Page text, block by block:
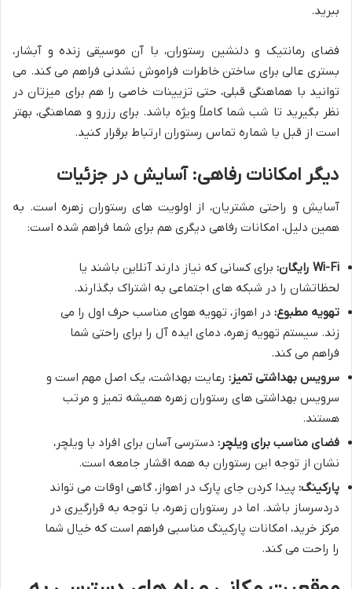
ببرید.
فضای رمانتیک و دلنشین رستوران، با آن موسیقی زنده و آبشار،
بستری عالی برای ساختن خاطرات فراموش نشدنی فراهم می کند. می
توانید با هماهنگی قبلی، حتی تزیینات خاصی را هم برای میزتان در
نظر بگیرید تا شب شما کاملاً ویژه باشد. برای رزرو و هماهنگی، بهتر
است از قبل با شماره تماس رستوران ارتباط برقرار کنید.
دیگر امکانات رفاهی: آسایش در جزئیات
آسایش و راحتی مشتریان، از اولویت های رستوران زهره است. به
همین دلیل، امکانات رفاهی دیگری هم برای شما فراهم شده است:
Wi-Fi رایگان:
برای کسانی که نیاز دارند آنلاین باشند یا
لحظاتشان را در شبکه های اجتماعی به اشتراک بگذارند.
تهویه مطبوع: در اهواز، تهویه هوای مناسب حرف اول را می
زند. سیستم تهویه زهره، دمای ایده آل را برای راحتی شما
فراهم می کند.
سرویس بهداشتی تمیز: رعایت بهداشت، یک اصل مهم است و
سرویس بهداشتی های رستوران زهره همیشه تمیز و مرتب
هستند.
فضای مناسب برای ویلچر: دسترسی آسان برای افراد با ویلچر،
نشان از توجه این رستوران به همه اقشار جامعه است.
پارکینگ: پیدا کردن جای پارک در اهواز، گاهی اوقات می تواند
دردسرساز باشد. اما در رستوران زهره، با توجه به قرارگیری در
مرکز خرید، امکانات پارکینگ مناسبی فراهم است که خیال شما
را راحت می کند.